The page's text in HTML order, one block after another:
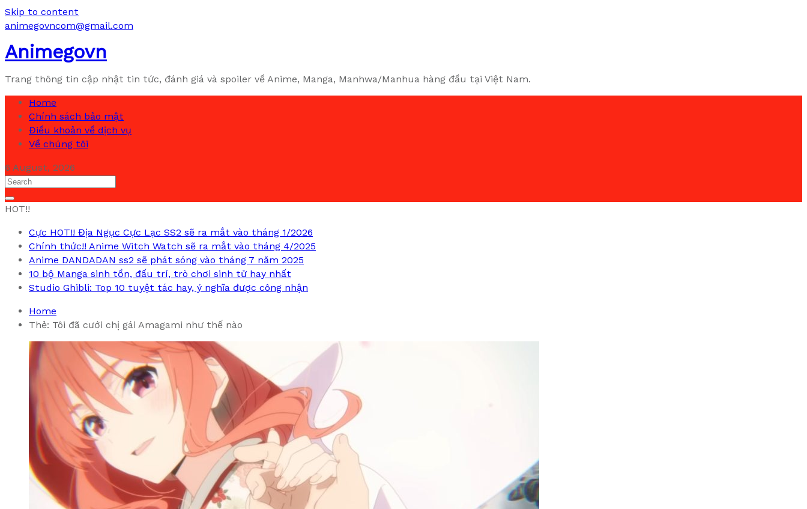
Skip to content
animegovncom@gmail.com
Animegovn
Trang thông tin cập nhật tin tức, đánh giá và spoiler về Anime, Manga, Manhwa/Manhua hàng đầu tại Việt Nam.
Home
Chính sách bảo mật
Điều khoản về dịch vụ
Về chúng tôi
6 August, 2026
HOT!!
Cực HOT!! Địa Ngục Cực Lạc SS2 sẽ ra mắt vào tháng 1/2026
Chính thức!! Anime Witch Watch sẽ ra mắt vào tháng 4/2025
Anime DANDADAN ss2 sẽ phát sóng vào tháng 7 năm 2025
10 bộ Manga sinh tồn, đấu trí, trò chơi sinh tử hay nhất
Studio Ghibli: Top 10 tuyệt tác hay, ý nghĩa được công nhận
Home
Thẻ: Tôi đã cưới chị gái Amagami như thế nào